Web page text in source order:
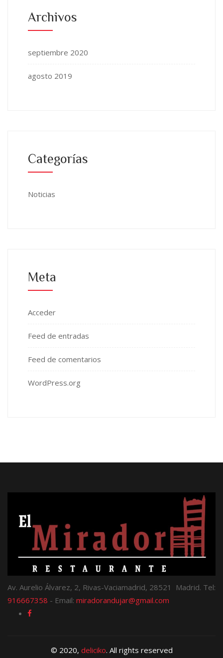
Archivos
septiembre 2020
agosto 2019
Categorías
Noticias
Meta
Acceder
Feed de entradas
Feed de comentarios
WordPress.org
Av. Aurelio Álvarez, 2, Rivas-Vaciamadrid, 28521 Madrid. Tel:
916667358 - Email: miradorandujar@gmail.com
© 2020, deliciko. All rights reserved